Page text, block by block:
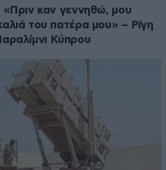
«Πριν καν γεννηθώ, μου
του πατέρα μου» – Ρίγη
Κύπρου